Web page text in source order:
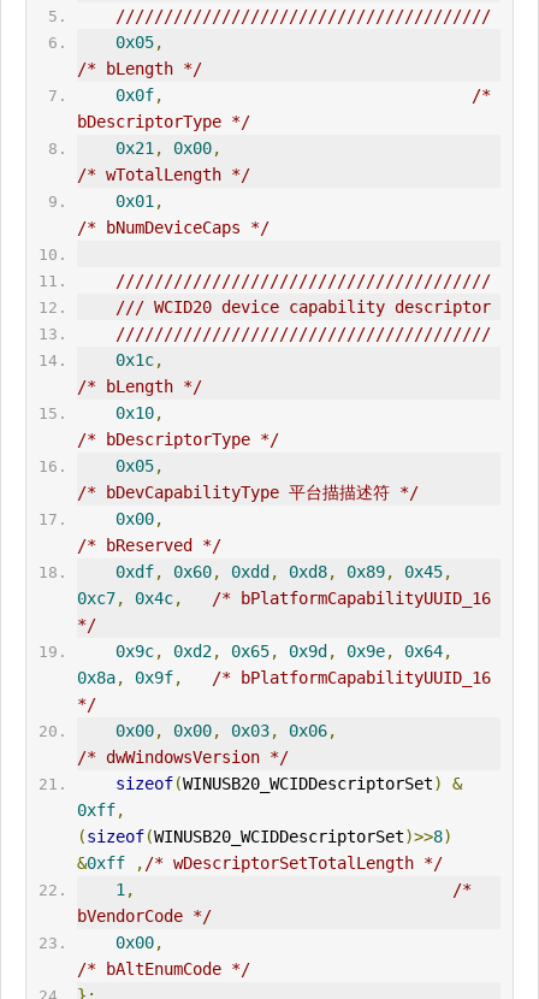
///////////////////////////////////////
0x05,
/* bLength */
0x0f,
/*
bDescriptorType */
0x21 , 0x00,
/* wTotalLength */
0x01 ,
/* bNumDeviceCaps */
///////////////////////////////////////
/// WCID20 device capability descriptor
///////////////////////////////////////
0x1c,
/* bLength */
0x10,
/* bDescriptorType */
0x05,
/* bDevCapabilityType 平台描描述符 */
0x00,
/* bReserved */
0xdf, 0x60, 0xdd , 0xd8, 0x89, 0x45,
0xc7, 0x4c,
/* bPlatformCapabilityUUID_16
*/
0x9c, 0xd2, 0x65, 0x9d , 0x9e, 0x64,
0x8a, 0x9f,
/* bPlatformCapabilityUUID_16
*/
0x00, 0x00, 0x03, 0x06,
/* dwWindowsVersion */
sizeof(WINUSB20_WCIDDescriptorSet)
&
0xff,
(sizeof(WINUSB20_WCIDDescriptorSet)>>8)
&0xff , /* wDescriptorSetTotalLength */
1 ,
/*
bVendorCode */
0x00,
/* bAltEnumCode */